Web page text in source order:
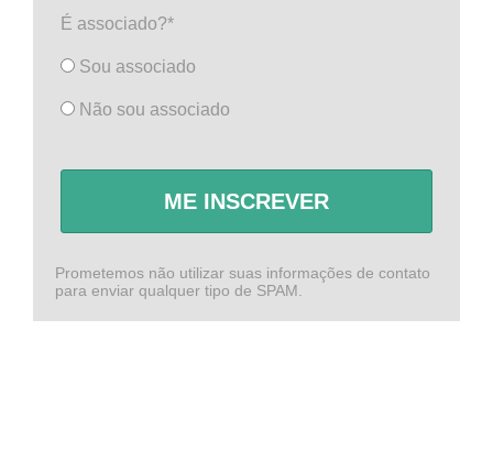
É associado?*
Sou associado
Não sou associado
ME INSCREVER
Prometemos não utilizar suas informações de contato
para enviar qualquer tipo de SPAM.